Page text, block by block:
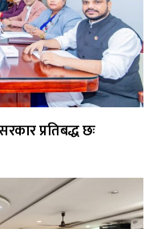
प्रतिबद्ध छः